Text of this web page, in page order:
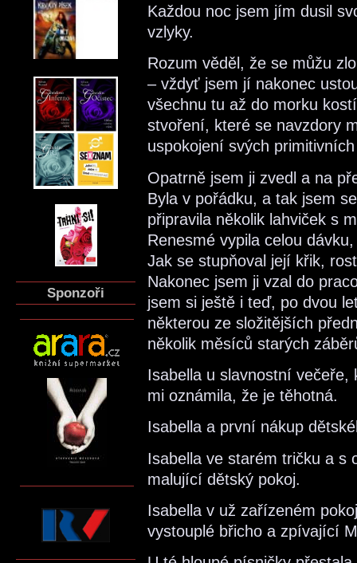
Sponzoři
Každou noc jsem jím dusil
vzlyky.
Rozum věděl, že se můžu
– vždyť jsem jí nakonec
všechnu tu až do morku
stvoření, které se navzdory
uspokojení svých
Opatrně jsem ji zvedl a na
Byla v pořádku, a tak jsem
připravila několik lahviček s
Renesmé vypila celou
Jak se stupňoval její křik,
Nakonec jsem ji vzal do
jsem si ještě i teď, po dvou
některou ze složitějších
několik měsíců starých
Isabella u slavnostní
mi oznámila, že je těhotná.
Isabella a první nákup
Isabella ve starém tričku a s
malující dětský pokoj.
Isabella v už zařízeném
vystouplé břicho a zpívající